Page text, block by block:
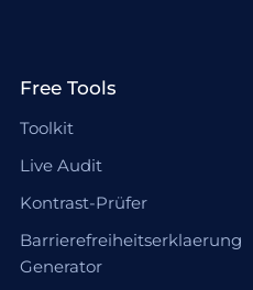
Free Tools
Toolkit
Live Audit
Kontrast-Prüfer
Barrierefreiheitserklaerung
Generator